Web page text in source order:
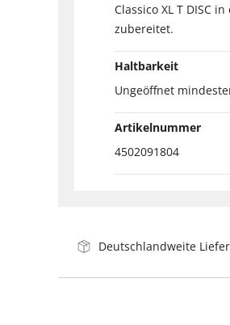
Classico XL T DISC
zubereitet.
Haltbarkeit
Ungeöffnet
Artikelnummer
4502091804
Deutschlandweite